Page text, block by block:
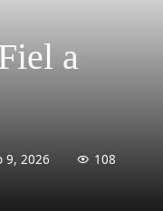
a
9, 2026 108